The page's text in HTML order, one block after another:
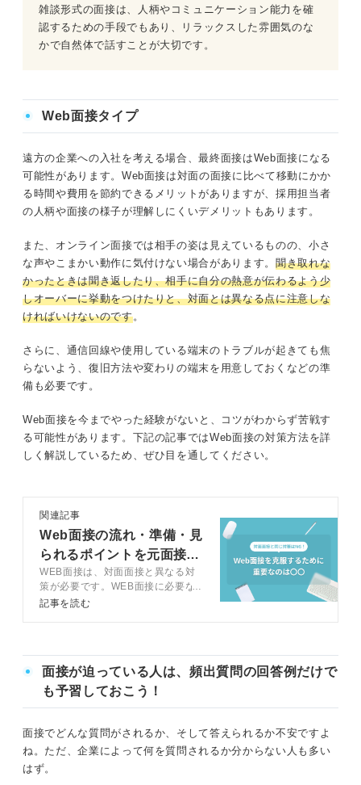
雑談形式の面接は、人柄やコミュニケーション能力を確
認するための手段でもあり、リラックスした雰囲気のな
かで自然体で話すことが大切です。
Web面接タイプ
遠方の企業への入社を考える場合、最終面接はWeb面接になる
可能性があります。Web面接は対面の面接に比べて移動にかか
る時間や費用を節約できるメリットがありますが、採用担当者
の人柄や面接の様子が理解しにくいデメリットもあります。
また、オンライン面接では相手の姿は見えているものの、小さ
な声やこまかい動作に気付けない場合があります。 聞き取れな
かったときは聞き返したり、相手に自分の熱意が伝わるよう少
しオーバーに挙動をつけたりと、対面とは異なる点に注意しな
ければいけないのです。
さらに、通信回線や使用している端末のトラブルが起きても焦
らないよう、復旧方法や変わりの端末を用意しておくなどの準
備も必要です。
Web面接を今までやった経験がないと、コツがわからず苦戦す
る可能性があります。下記の記事ではWeb面接の対策方法を詳
しく解説しているため、ぜひ目を通してください。
関連記事
Web面接の流れ・準備・見
られるポイントを元面接官
が解説
WEB面接は、対面面接と異なる対
策が必要です。WEB面接に必要な
準備や好印象を残すポイント、トラ
ょう。
記事を読む
面接が迫っている人は、頻出質問の回答例だけで
も予習しておこう！
面接でどんな質問がされるか、そして答えられるか不安ですよ
ね。ただ、企業によって何を質問されるか分からない人も多い
はず。